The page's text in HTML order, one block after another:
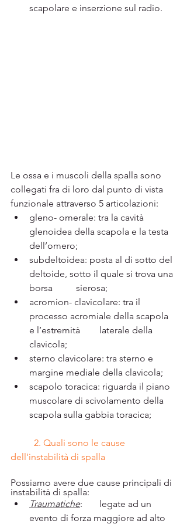
scapolare e inserzione sul radio.
Le ossa e i muscoli della spalla sono
collegati fra di loro dal punto di vista
funzionale attraverso 5 articolazioni:
gleno- omerale: tra la cavità
glenoidea della scapola e la testa
dell’omero;
subdeltoidea: posta al di sotto del
deltoide, sotto il quale si trova una
borsa 	sierosa;
acromion- clavicolare: tra il
processo acromiale della scapola
e l’estremità 	laterale della
clavicola;
sterno clavicolare: tra sterno e
margine mediale della clavicola;
scapolo toracica: riguarda il piano
muscolare di scivolamento della
scapola sulla gabbia toracica;
2. Quali sono le cause
dell'instabilità di spalla
Possiamo avere due cause principali di
instabilità di spalla:
Traumatiche: 	legate ad un
evento di forza maggiore ad alto